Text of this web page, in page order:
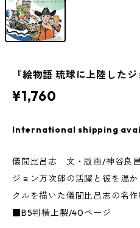
『絵物語 琉球に上陸したジ
¥1,760
International shipping
儀間比呂志 文・版画/神谷良
ジョン万次郎の活躍と彼を温
クルを描いた儀間比呂志の名作
■B5判横上製/40ページ